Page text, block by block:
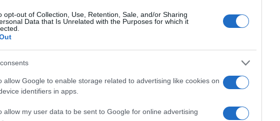
opt-out of Collection, Use, Retention, Sale, and/or Sharing
Data that Is Unrelated with the Purposes for which it
allow Google to enable storage related to advertising like cookies on
identifiers in apps.
allow my user data to be sent to Google for online advertising
allineano. Questi risultati ci dicono che,
una confusione diffusa su come mettere in
sentivo spesso la pressione delle
contrastanti e, sebbene sapessi che il
mi sentivo in dovere di accontentare
si trovano intrappolati in dinamiche simili,